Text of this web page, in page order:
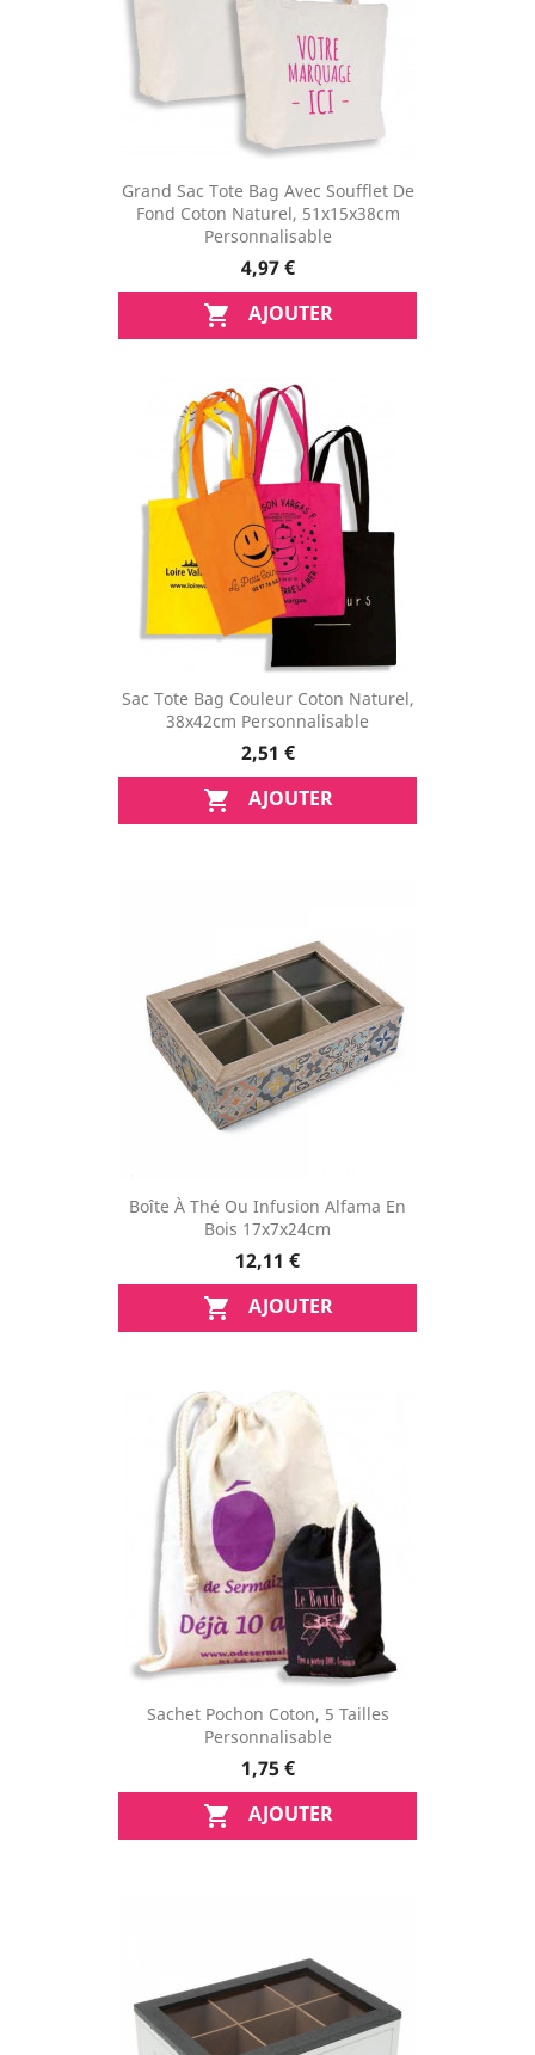
Grand Sac Tote Bag Avec Soufflet De
Fond Coton Naturel, 51x15x38cm
Personnalisable
4,97 €
 AJOUTER
Sac Tote Bag Couleur Coton Naturel,
38x42cm Personnalisable
2,51 €
 AJOUTER
Boîte À Thé Ou Infusion Alfama En
Bois 17x7x24cm
12,11 €
 AJOUTER
Sachet Pochon Coton, 5 Tailles
Personnalisable
1,75 €
 AJOUTER